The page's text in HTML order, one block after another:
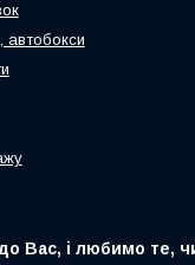
автобокси
Вас, і любимо те,